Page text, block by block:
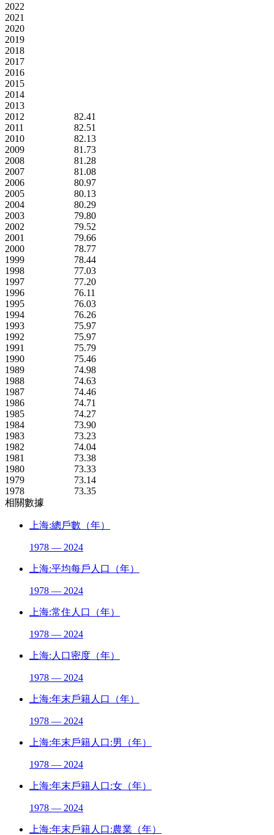
2022
2021
2020
2019
2018
2017
2016
2015
2014
2013
2012
82.41
2011
82.51
2010
82.13
2009
81.73
2008
81.28
2007
81.08
2006
80.97
2005
80.13
2004
80.29
2003
79.80
2002
79.52
2001
79.66
2000
78.77
1999
78.44
1998
77.03
1997
77.20
1996
76.11
1995
76.03
1994
76.26
1993
75.97
1992
75.97
1991
75.79
1990
75.46
1989
74.98
1988
74.63
1987
74.46
1986
74.71
1985
74.27
1984
73.90
1983
73.23
1982
74.04
1981
73.38
1980
73.33
1979
73.14
1978
73.35
相關數據
上海:總戶數（年）
1978 — 2024
上海:平均每戶人口（年）
1978 — 2024
上海:常住人口（年）
1978 — 2024
上海:人口密度（年）
1978 — 2024
上海:年末戶籍人口（年）
1978 — 2024
上海:年末戶籍人口:男（年）
1978 — 2024
上海:年末戶籍人口:女（年）
1978 — 2024
上海:年末戶籍人口:農業（年）